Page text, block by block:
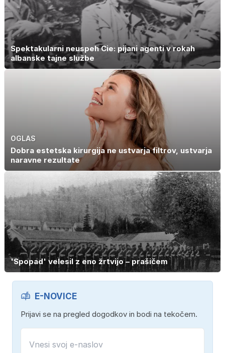
Spektakularni neuspeh Cie: pijani agenti v rokah
albanske tajne službe
OGLAS
Dobra estetska kirurgija ne ustvarja filtrov, ustvarja
naravne rezultate
'Spopad' velesil z eno žrtvijo – prašičem
E-NOVICE
Prijavi se na pregled dogodkov in bodi na tekočem.